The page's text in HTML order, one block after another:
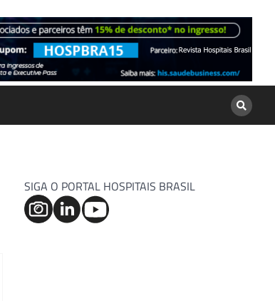
SIGA O PORTAL HOSPITAIS BRASIL